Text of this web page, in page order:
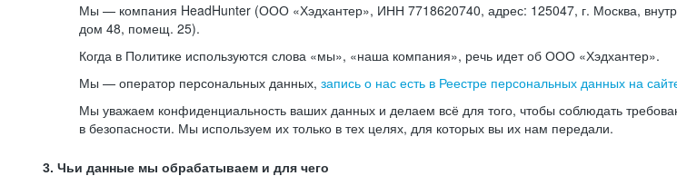
Мы — компания HeadHunter (ООО «Хэдхантер», ИНН 7718620740, адрес: 125047, г. Москва,
дом 48, помещ. 25).
Когда в Политике используются слова «мы», «наша компания», речь идет об ООО «Хэдхантер».
Мы — оператор персональных данных, запись о нас есть в Реестре персональных данных на
Мы уважаем конфиденциальность ваших данных и делаем всё для того, чтобы соблюдать
в безопасности. Мы используем их только в тех целях, для которых вы их нам передали.
3. Чьи данные мы обрабатываем и для чего